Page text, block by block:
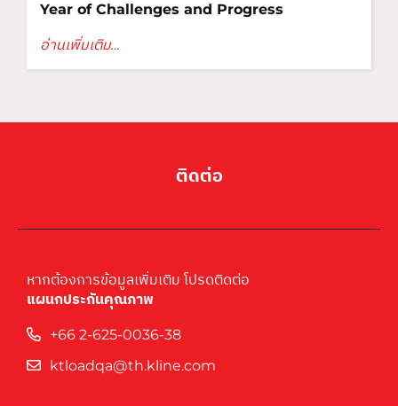
Year of Challenges and Progress
อ่านเพิ่มเติม…
ติดต่อ
หากต้องการข้อมูลเพิ่มเติม โปรดติดต่อ
แผนกประกันคุณภาพ
+66 2-625-0036-38
ktloadqa@th.kline.com